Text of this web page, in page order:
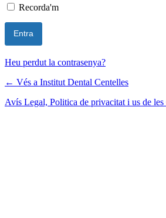
Recorda'm
Heu perdut la contrasenya?
← Vés a Institut Dental Centelles
Avís Legal, Politica de privacitat i us de